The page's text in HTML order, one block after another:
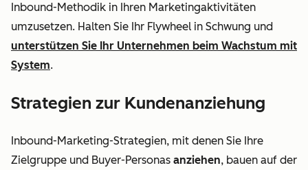
Inbound-Methodik in Ihren Marketingaktivitäten
umzusetzen. Halten Sie Ihr Flywheel in Schwung und
unterstützen Sie Ihr Unternehmen beim Wachstum mit
System.
Strategien zur Kundenanziehung
Inbound-Marketing-Strategien, mit denen Sie Ihre
Zielgruppe und Buyer-Personas anziehen, bauen auf der